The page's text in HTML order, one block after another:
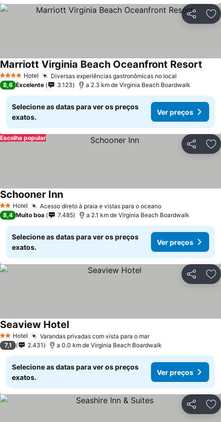
Partilhar
4 EstrelasHotel Diversas experiências gastronômicas no local
Marriott Virginia Beach Oceanfront Resort
8,6 Excelente 3.123 a 2.3 km de Virginia Beach Boardwalk
Selecione as datas para ver os preços
exatos.
Ver preços
Partilhar
Escolha popular
2 Estrelas
Hotel Acesso direto à praia e vistas para o oceano
Schooner Inn
8,4 Muito boa 7.485 a 2.1 km de Virginia Beach Boardwalk
Selecione as datas para ver os preços
exatos.
Ver preços
Partilhar
2 Estrelas
Hotel Varandas privadas com vista para o mar
Seaview Hotel
7,1 2.431 a 0.0 km de Virginia Beach Boardwalk
Selecione as datas para ver os preços
exatos.
Ver preços
Partilhar